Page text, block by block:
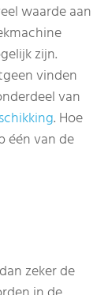
waarde aan
zijn.
vinden
van
. Hoe
één van de
zeker de